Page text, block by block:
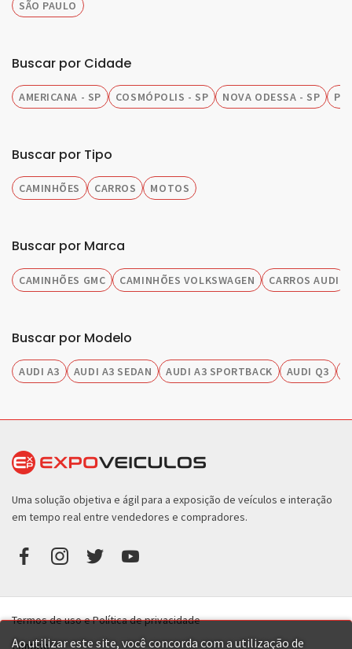
SÃO PAULO
Buscar por Cidade
AMERICANA - SP COSMÓPOLIS - SP NOVA ODESSA - SP
Buscar por Tipo
CAMINHÕES CARROS MOTOS
Buscar por Marca
CAMINHÕES GMC CAMINHÕES VOLKSWAGEN CARROS AUDI
Buscar por Modelo
AUDI A3 AUDI A3 SEDAN AUDI A3 SPORTBACK AUDI Q3
Ao utilizar este site, você concorda com a utilização de
Uma solução objetiva e ágil para a exposição de veículos e interação
em tempo real entre vendedores e compradores.
Termos de uso e Política de privacidade
Contato